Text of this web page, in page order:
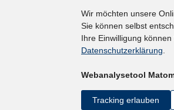
Institutsleitung
Graduiertenprogramm
Befragungen
Projekte
Wir möchten unsere
Sie können selbst
Ihre Einwilligung
Datenschutzerklärung.
Webanalysetool
Tracking erlauben